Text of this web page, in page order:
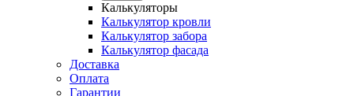
Калькуляторы
Калькулятор кровли
Калькулятор забора
Калькулятор фасада
Доставка
Оплата
Гарантии